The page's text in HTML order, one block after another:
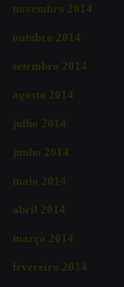
novembro 2014
outubro 2014
setembro 2014
agosto 2014
julho 2014
junho 2014
maio 2014
abril 2014
março 2014
fevereiro 2014